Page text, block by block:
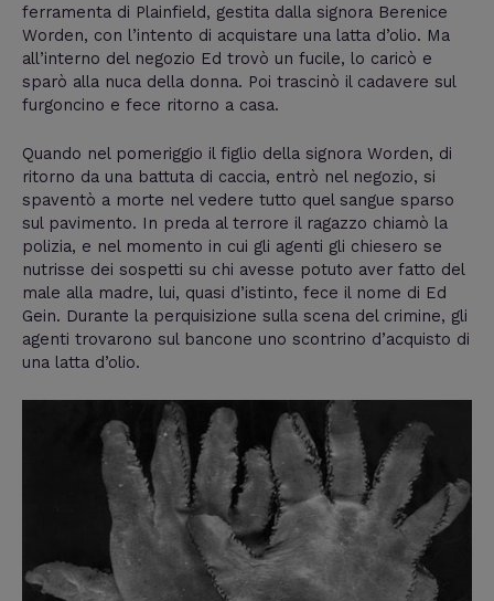
ferramenta di Plainfield, gestita dalla signora Berenice
Worden, con l’intento di acquistare una latta d’olio. Ma
all’interno del negozio Ed trovò un fucile, lo caricò e
sparò alla nuca della donna. Poi trascinò il cadavere sul
furgoncino e fece ritorno a casa.
Quando nel pomeriggio il figlio della signora Worden, di
ritorno da una battuta di caccia, entrò nel negozio, si
spaventò a morte nel vedere tutto quel sangue sparso
sul pavimento. In preda al terrore il ragazzo chiamò la
polizia, e nel momento in cui gli agenti gli chiesero se
nutrisse dei sospetti su chi avesse potuto aver fatto del
male alla madre, lui, quasi d’istinto, fece il nome di Ed
Gein. Durante la perquisizione sulla scena del crimine, gli
agenti trovarono sul bancone uno scontrino d’acquisto di
una latta d’olio.